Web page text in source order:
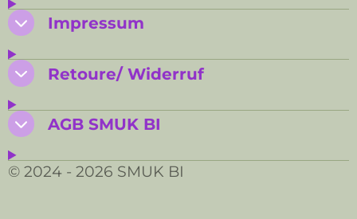
Impressum
Retoure/ Widerruf
AGB SMUK BI
© 2024 - 2026 SMUK BI